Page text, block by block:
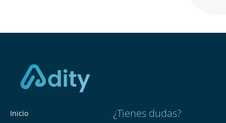
Inicio
¿Tienes dudas?